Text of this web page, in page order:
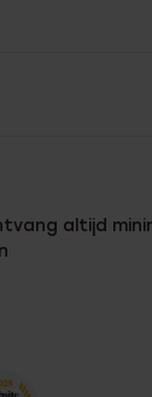
altijd